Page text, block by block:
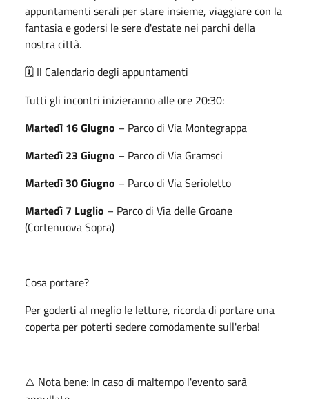
appuntamenti serali per stare insieme, viaggiare con la
fantasia e godersi le sere d'estate nei parchi della
nostra città.
🗓️ Il Calendario degli appuntamenti
Tutti gli incontri inizieranno alle ore 20:30:
Martedì 16 Giugno – Parco di Via Montegrappa
Martedì 23 Giugno – Parco di Via Gramsci
Martedì 30 Giugno – Parco di Via Serioletto
Martedì 7 Luglio – Parco di Via delle Groane
(Cortenuova Sopra)
Cosa portare?
Per goderti al meglio le letture, ricorda di portare una
coperta per poterti sedere comodamente sull'erba!
⚠️ Nota bene: In caso di maltempo l'evento sarà